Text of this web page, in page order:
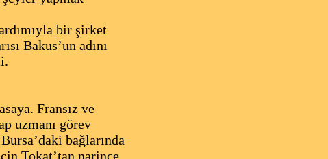
bir şirket
Bakus’un adını
Fransız ve
uzmanı görev
bağlarında
Tokat’tan narince,